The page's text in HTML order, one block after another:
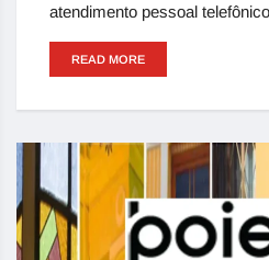
atendimento pessoal
READ MORE